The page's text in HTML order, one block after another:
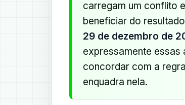
carregam um conflito
beneficiar do
29 de dezembro de
expressamente essas
concordar com a
enquadra nela.